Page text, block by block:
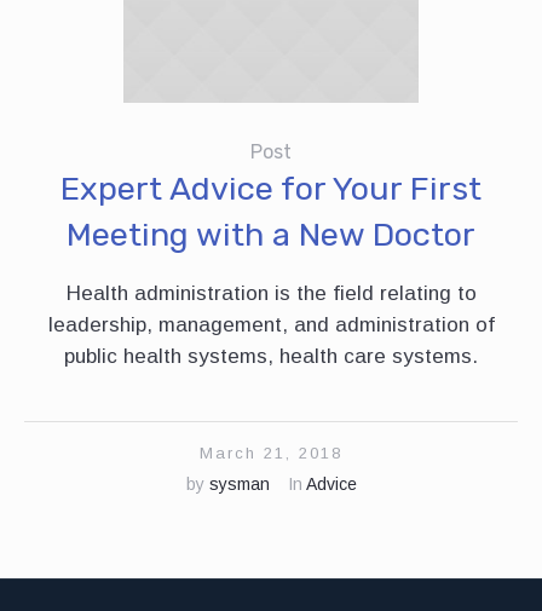
Post
Expert Advice for Your First
Meeting with a New Doctor
Health administration is the field relating to
leadership, management, and administration of
public health systems, health care systems.
March 21, 2018
by sysman In Advice